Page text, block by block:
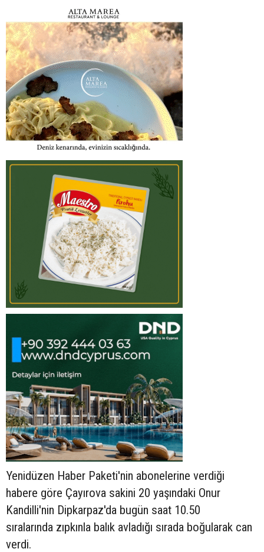
Yenidüzen Haber Paketi'nin abonelerine verdiği
habere göre Çayırova sakini 20 yaşındaki Onur
Kandilli'nin Dipkarpaz'da bugün saat 10.50
sıralarında zıpkınla balık avladığı sırada boğularak can
verdi.